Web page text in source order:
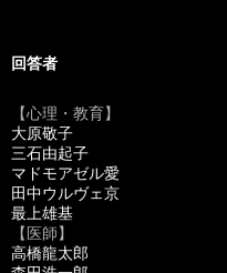
回答者
【心理・教育】
大原敬子
三石由起子
マドモアゼル愛
田中ウルヴェ京
最上雄基
【医師】
高橋龍太郎